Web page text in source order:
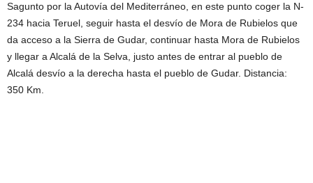
Sagunto por la Autovía del Mediterráneo, en este punto coger la N-
234 hacia Teruel, seguir hasta el desvío de Mora de Rubielos que
da acceso a la Sierra de Gudar, continuar hasta Mora de Rubielos
y llegar a Alcalá de la Selva, justo antes de entrar al pueblo de
Alcalá desvío a la derecha hasta el pueblo de Gudar. Distancia:
350 Km.